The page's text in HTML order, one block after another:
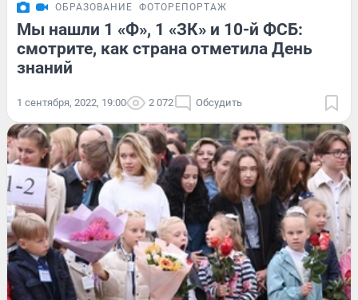
ОБРАЗОВАНИЕ ФОТОРЕПОРТАЖ
Мы нашли 1 «Ф», 1 «ЗК» и 10-й ФСБ:
смотрите, как страна отметила День
знаний
1 сентября, 2022, 19:00 2 072 Обсудить